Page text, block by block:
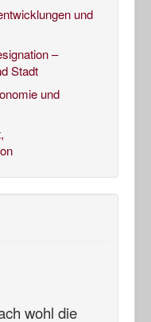
und
–
Stadt
und
wohl die